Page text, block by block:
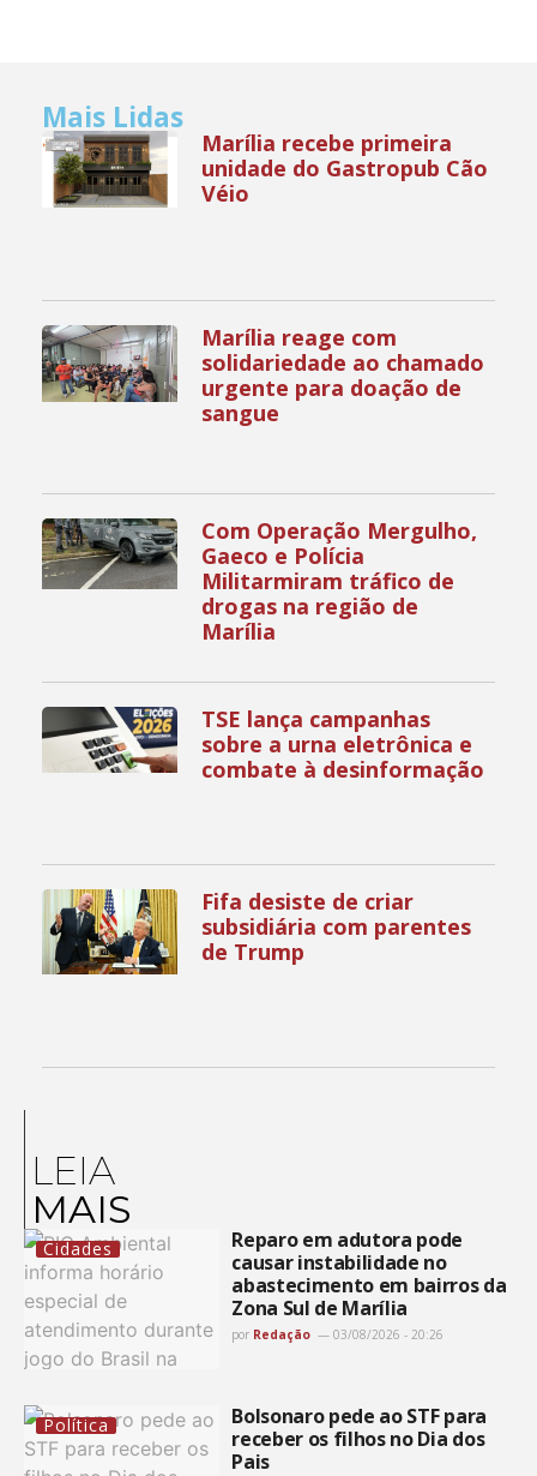
Mais Lidas
Marília recebe primeira
unidade do Gastropub Cão
Véio
Marília reage com
solidariedade ao chamado
urgente para doação de
sangue
Com Operação Mergulho,
Gaeco e Polícia
Militarmiram tráfico de
drogas na região de
Marília
TSE lança campanhas
sobre a urna eletrônica e
combate à desinformação
Fifa desiste de criar
subsidiária com parentes
de Trump
LEIA
MAIS
Cidades
Reparo em adutora pode
causar instabilidade no
abastecimento em bairros da
Zona Sul de Marília
por Redação 03/08/2026 - 20:26
Política
Bolsonaro pede ao STF para
receber os filhos no Dia dos
Pais